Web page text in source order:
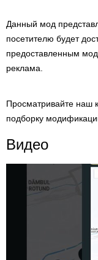
Данный мод
посетителю будет
предоставленным
реклама.
Просматривайте наш
подборку
Видео